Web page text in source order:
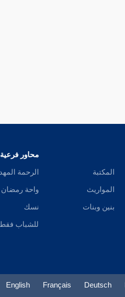
المكتبة
المواريث
بنين وبنات
محاور فرعية
الرحمة
واحة رمضان
نسك
للشباب
Deutsch
Français
English